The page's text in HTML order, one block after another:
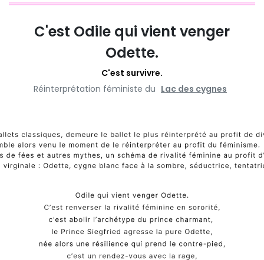
C'est Odile qui vient venger
Odette.
C'est survivre.
Réinterprétation féministe du Lac des cygnes
‎ ‎‎ ‎